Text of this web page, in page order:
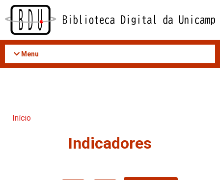
Acessar
conteúdo
Menu
Início
Indicadores